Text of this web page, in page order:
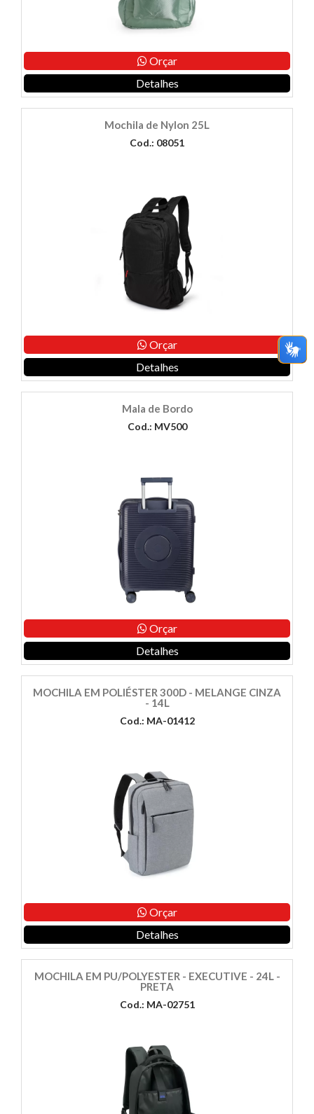
Orçar
Detalhes
Mochila de Nylon 25L
Cod.: 08051
Orçar
Detalhes
Mala de Bordo
Cod.: MV500
Orçar
Detalhes
MOCHILA EM POLIÉSTER 300D - MELANGE CINZA
- 14L
Cod.: MA-01412
Orçar
Detalhes
MOCHILA EM PU/POLYESTER - EXECUTIVE - 24L -
PRETA
Cod.: MA-02751